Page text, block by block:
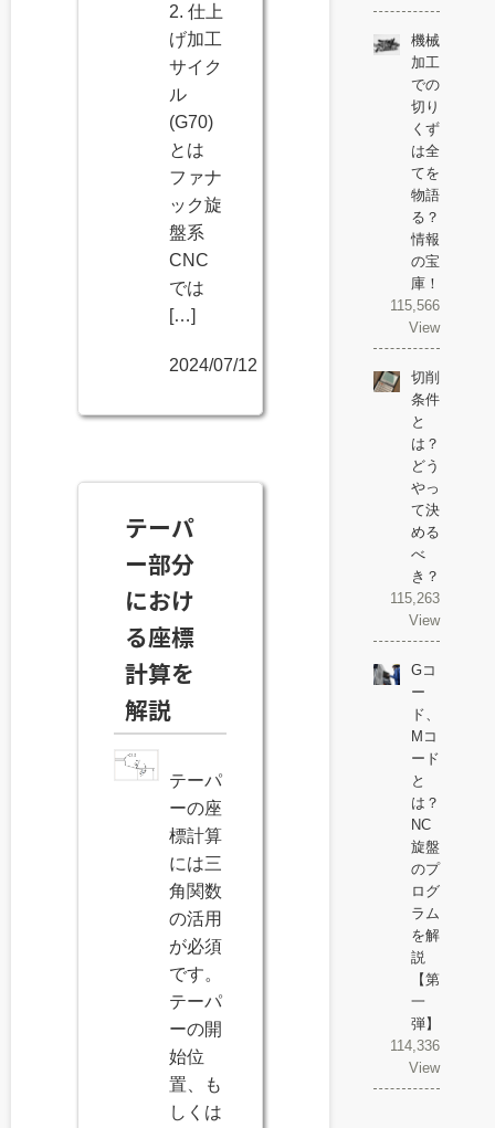
2. 仕上
げ加工
サイク
ル
(G70)
とは
ファナ
ック旋
盤系
CNC
では
[…]
2024/07/12
テーパ
ー部分
におけ
る座標
計算を
解説
テーパ
ーの座
標計算
には三
角関数
の活用
が必須
です。
テーパ
ーの開
始位
置、も
しくは
機械
加工
での
切り
くず
は全
てを
物語
る？
情報
の宝
庫！
115,566
View
切削
条件
と
は？
どう
やっ
て決
める
べ
き？
115,263
View
Gコ
ー
ド、
Mコ
ード
と
は？
NC
旋盤
のプ
ログ
ラム
を解
説
【第
一
弾】
114,336
View